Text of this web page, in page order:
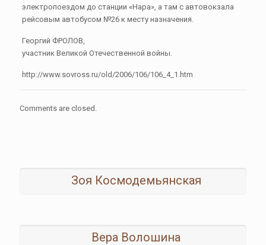
электропоездом до станции «Нара», а там с автовокзала
рейсовым автобусом №26 к месту назначения.
Георгий ФРОЛОВ,
участник Великой Отечественной войны.
http://www.sovross.ru/old/2006/106/106_4_1.htm
Comments are closed.
Зоя Космодемьянская
Вера Волошина